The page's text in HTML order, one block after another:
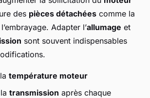
des pièces détachées comme la
Adapter l’allumage et
sont souvent indispensables
température moteur
transmission après chaque